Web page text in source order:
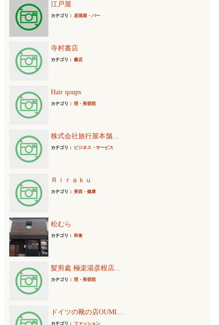
江戸屋
カテゴリ： 居酒屋・バー
寺村書店
カテゴリ： 書店
Hair qoups
カテゴリ： 理・美容院
株式会社旅行屋本舗...
カテゴリ： ビジネス・サービス
Ｒｉｒａｋｕ
カテゴリ： 美容・健康
松むら
カテゴリ： 和食
髪剪處 極楽湯彦根店...
カテゴリ： 理・美容院
ドイツの靴の店OUMI...
カテゴリ： ファッション